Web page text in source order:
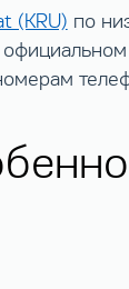
(KRU) по